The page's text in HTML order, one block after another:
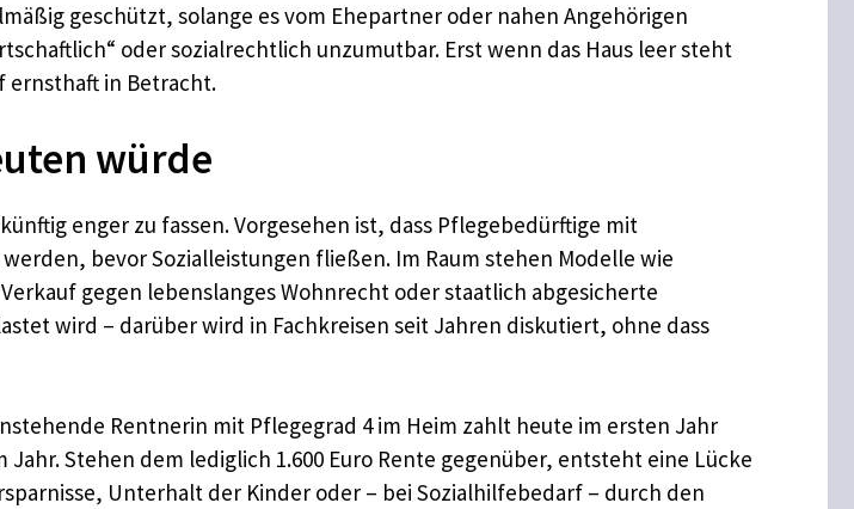
geschützt, solange es vom Ehepartner oder nahen Angehörigen
oder sozialrechtlich unzumutbar. Erst wenn das Haus leer steht
ernsthaft in Betracht.
würde
enger zu fassen. Vorgesehen ist, dass Pflegebedürftige mit
bevor Sozialleistungen fließen. Im Raum stehen Modelle wie
gegen lebenslanges Wohnrecht oder staatlich abgesicherte
wird – darüber wird in Fachkreisen seit Jahren diskutiert, ohne dass
Rentnerin mit Pflegegrad 4 im Heim zahlt heute im ersten Jahr
Stehen dem lediglich 1.600 Euro Rente gegenüber, entsteht eine Lücke
Unterhalt der Kinder oder – bei Sozialhilfebedarf – durch den